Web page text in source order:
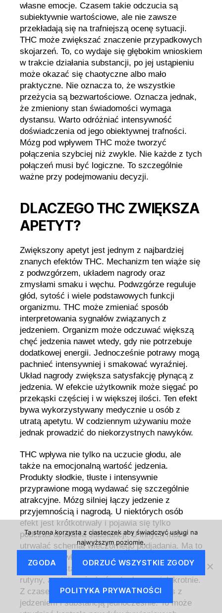
własne emocje. Czasem takie odczucia są
subiektywnie wartościowe, ale nie zawsze
przekładają się na trafniejszą ocenę sytuacji.
THC może zwiększać znaczenie przypadkowych
skojarzeń. To, co wydaje się głębokim wnioskiem
w trakcie działania substancji, po jej ustąpieniu
może okazać się chaotyczne albo mało
praktyczne. Nie oznacza to, że wszystkie
przeżycia są bezwartościowe. Oznacza jednak,
że zmieniony stan świadomości wymaga
dystansu. Warto odróżniać intensywność
doświadczenia od jego obiektywnej trafności.
Mózg pod wpływem THC może tworzyć
połączenia szybciej niż zwykle. Nie każde z tych
połączeń musi być logiczne. To szczególnie
ważne przy podejmowaniu decyzji.
DLACZEGO THC ZWIĘKSZA
APETYT?
Zwiększony apetyt jest jednym z najbardziej
znanych efektów THC. Mechanizm ten wiąże się
z podwzgórzem, układem nagrody oraz
zmysłami smaku i węchu. Podwzgórze reguluje
głód, sytość i wiele podstawowych funkcji
organizmu. THC może zmieniać sposób
interpretowania sygnałów związanych z
jedzeniem. Organizm może odczuwać większą
chęć jedzenia nawet wtedy, gdy nie potrzebuje
dodatkowej energii. Jednocześnie potrawy mogą
pachnieć intensywniej i smakować wyraźniej.
Układ nagrody zwiększa satysfakcję płynącą z
jedzenia. W efekcie użytkownik może sięgać po
przekąski częściej i w większej ilości. Ten efekt
bywa wykorzystywany medycznie u osób z
utratą apetytu. W codziennym używaniu może
jednak prowadzić do niekorzystnych nawyków.
THC wpływa nie tylko na uczucie głodu, ale
także na emocjonalną wartość jedzenia.
Produkty słodkie, tłuste i intensywnie
przyprawione mogą wydawać się szczególnie
atrakcyjne. Mózg silniej łączy jedzenie z
przyjemnością i nagrodą. U niektórych osób
efekt jest krótkotrwały i pojawia się tylko
podczas działania substancji. U innych może
utrwalać schemat wieczornego podjadania. Ma to
znaczenie zwłaszcza przy regularnym używaniu.
Jeżeli THC staje się elementem codziennej
rutyny, apetyt może być pobudzany wielokrotnie.
Z czasem organizm może kojarzyć relaks z
jedzeniem i substancją jednocześnie. To może
Ta strona korzysta z ciasteczek aby świadczyć usługi na
najwyższym poziomie.
ZGODA ODRZUĆ WSZYSTKIE ZGODY
POLITYKA PRYWATNOŚCI